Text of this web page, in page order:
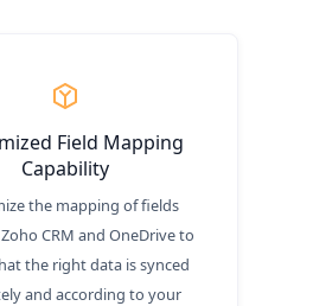
Field Mapping
Capability
the mapping of fields
CRM and OneDrive to
the right data is synced
and according to your